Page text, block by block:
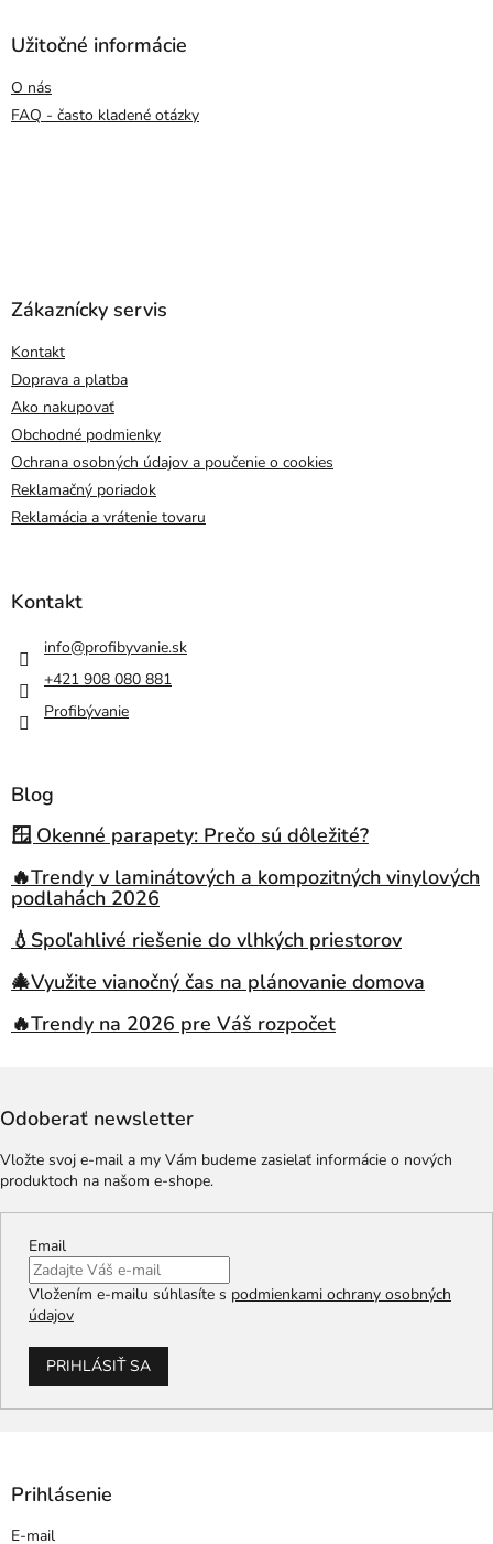
Užitočné informácie
O nás
FAQ - často kladené otázky
Zákaznícky servis
Kontakt
Doprava a platba
Ako nakupovať
Obchodné podmienky
Ochrana osobných údajov a poučenie o cookies
Reklamačný poriadok
Reklamácia a vrátenie tovaru
Kontakt
info@profibyvanie.sk
+421 908 080 881
Profibývanie
Blog
🪟 Okenné parapety: Prečo sú dôležité?
🔥Trendy v laminátových a kompozitných vinylových
podlahách 2026
💧Spoľahlivé riešenie do vlhkých priestorov
🎄Využite vianočný čas na plánovanie domova
🔥Trendy na 2026 pre Váš rozpočet
Odoberať newsletter
Vložte svoj e-mail a my Vám budeme zasielať informácie o nových
produktoch na našom e-shope.
Email
Vložením e-mailu súhlasíte s podmienkami ochrany osobných
údajov
PRIHLÁSIŤ SA
Prihlásenie
E-mail